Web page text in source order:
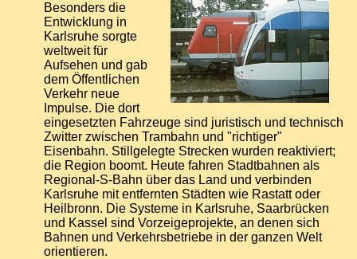
Besonders die
Entwicklung in
Karlsruhe sorgte
weltweit für
Aufsehen und gab
dem Öffentlichen
Verkehr neue
Impulse. Die dort
eingesetzten Fahrzeuge sind juristisch und technisch
Zwitter zwischen Trambahn und "richtiger"
Eisenbahn. Stillgelegte Strecken wurden reaktiviert;
die Region boomt. Heute fahren Stadtbahnen als
Regional-S-Bahn über das Land und verbinden
Karlsruhe mit entfernten Städten wie Rastatt oder
Heilbronn. Die Systeme in Karlsruhe, Saarbrücken
und Kassel sind Vorzeigeprojekte, an denen sich
Bahnen und Verkehrsbetriebe in der ganzen Welt
orientieren.